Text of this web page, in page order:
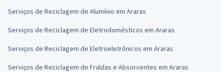
Serviços de Reciclagem de Alumínio em Araras
Serviços de Reciclagem de Eletrodomésticos em Araras
Serviços de Reciclagem de Eletroeletrônicos em Araras
Serviços de Reciclagem de Fraldas e Absorventes em Araras